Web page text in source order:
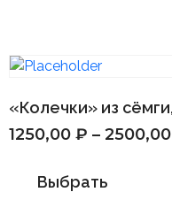
«Колечки» из
1250,00 ₽ – 2500,00
Выбрать